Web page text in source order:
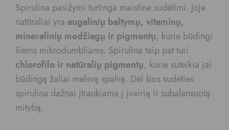
Spirulina pasižymi turtinga maistine sudėtimi. Joje
natūraliai yra augalinių baltymų, vitaminų,
mineralinių medžiagų ir pigmentų, kurie būdingi
šiems mikrodumbliams. Spirulina taip pat turi
chlorofilo ir natūralių pigmentų, kurie suteikia jai
būdingą žaliai melsvą spalvą. Dėl šios sudėties
spirulina dažnai įtraukiama į įvairią ir subalansuotą
mitybą.